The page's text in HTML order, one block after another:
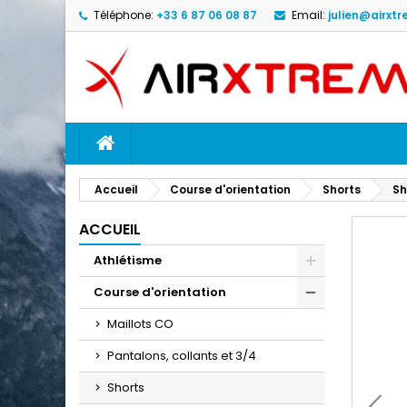
Téléphone: +33 6 87 06 08 87 Email:
ACCUEIL
Accueil Course d'orientation Shorts
ACCUEIL
Athlétisme
Course d'orientation
Maillots CO
Pantalons, collants et 3/4
Shorts
add_circle_outline